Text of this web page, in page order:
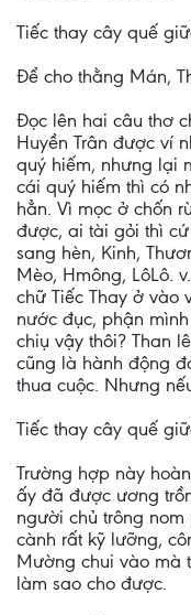
Tiếc thay cây quế
Để cho thằng Mán,
Đọc lên hai câu thơ
Huyền Trân được ví
quý hiếm, nhưng lại
cái quý hiếm thì có
hẳn. Vì mọc ở chốn
được, ai tài gỏi thì
sang hèn, Kinh,
Mèo, Hmông, LôLô.
chữ Tiếc Thay ở vào
nước đục, phận
chiụ vậy thôi? Than
cũng là hành động
thua cuộc. Nhưng
Tiếc thay cây quế
Trường hợp này
ấy đã được ương
người chủ trông
cành rất kỹ lưỡng,
Mường chui vào mà
làm sao cho được.